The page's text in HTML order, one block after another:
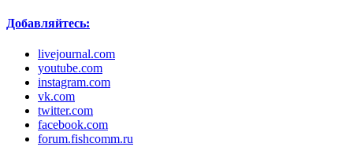
Добавляйтесь:
livejournal.com
youtube.com
instagram.com
vk.com
twitter.com
facebook.com
forum.fishcomm.ru